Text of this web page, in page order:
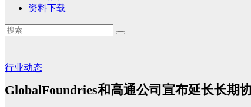
资料下载
行业动态
GlobalFoundries和高通公司宣布延长长期